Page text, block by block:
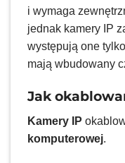
i wymaga
jednak kamery IP
występują one
mają wbudowany
Jak
Kamery IP
komputerowej.